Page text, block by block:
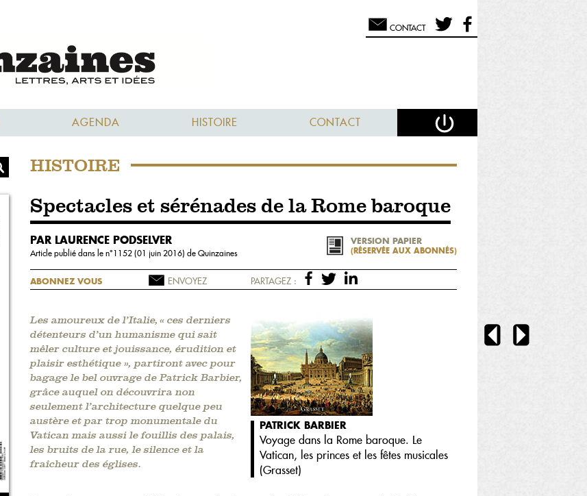
CONTACT
AGENDA HISTOIRE CONTACT
HISTOIRE
Spectacles et sérénades de la Rome baroque
PAR LAURENCE PODSELVER
Article publié dans le n°1152 (01 juin 2016)de Quinzaines
VERSION PAPIER
(RÉSERVÉE AUX ABONNÉS)
ABONNEZ VOUS ENVOYEZ PARTAGEZ :
Les amoureux de l’Italie, « ces derniers
détenteurs d’un humanisme qui sait
mêler culture et jouissance, érudition et
plaisir esthétique », partiront avec pour
bagage le bel ouvrage de Patrick Barbier,
grâce auquel on découvrira non
seulement l’architecture quelque peu
austère et par trop monumentale du
Vatican mais aussi le fouillis des palais,
les bruits de la rue, le silence et la
fraîcheur des églises.
PATRICK BARBIER
Voyage dans la Rome baroque. Le
Vatican, les princes et les fêtes musicales
(Grasset)